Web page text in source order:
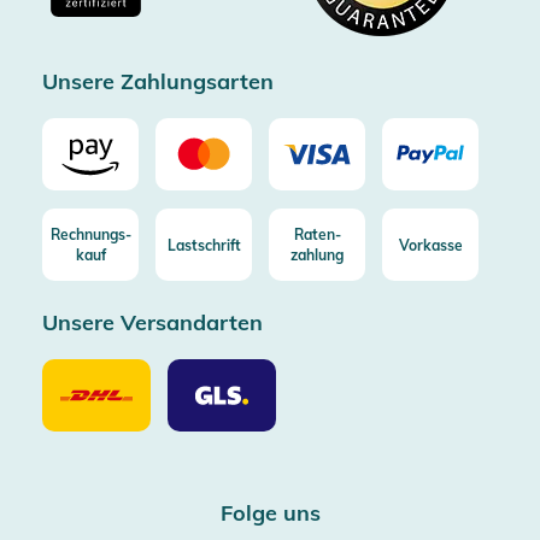
Unsere Zahlungsarten
Rechnungs-
kauf
Lastschrift
Raten-
zahlung
Vorkasse
Unsere Versandarten
Unsere
Versandarten
DHL
Unsere
Versandarten
GLS
Folge uns